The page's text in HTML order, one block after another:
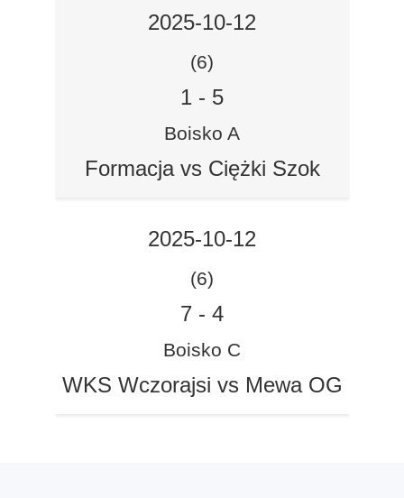
2025-10-12
(6)
1 - 5
Boisko A
Formacja vs Ciężki Szok
2025-10-12
(6)
7 - 4
Boisko C
WKS Wczorajsi vs Mewa OG